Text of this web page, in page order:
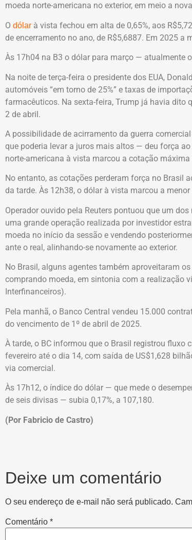
moeda norte-americana no exterior, em meio a
O dólar à vista fechou em alta de 0,65%, aos
de encerramento no ano, de R$5,6887. Em 2025 a
Às 17h04 na B3 o dólar para março — atualmente
Na noite de terça-feira o presidente dos EUA,
automóveis “em torno de 25%” e taxas de
farmacêuticos. Na sexta-feira, Trump já havia dito
2 de abril.
A possibilidade de acirramento da guerra
que poderia levar a juros mais altos — deu força
norte-americana à vista marcou a cotação máxima
No entanto, as cotações perderam força no Brasil
da tarde. Às 12h38, o dólar à vista marcou a
Operador ouvido pela Reuters pontuou que um
uma grande operação realizada por investidor
moeda no início da sessão e vendendo
ante o real, alinhando-se novamente ao exterior.
No Brasil, alguns agentes também aproveitaram
comprando moeda, em sintonia com a realização
Interfinanceiros).
Pela manhã, o Banco Central vendeu 15.000
do vencimento de 1º de abril de 2025.
À tarde, o BC informou que o Brasil registrou fluxo
fevereiro até o dia 14, com saída de US$1,628
via comercial.
Às 17h12, o índice do dólar — que mede o
de seis divisas — subia 0,17%, a 107,180.
(Por Fabricio de Castro)
Deixe um comentário
O seu endereço de e-mail não será publicado.
Comentário *